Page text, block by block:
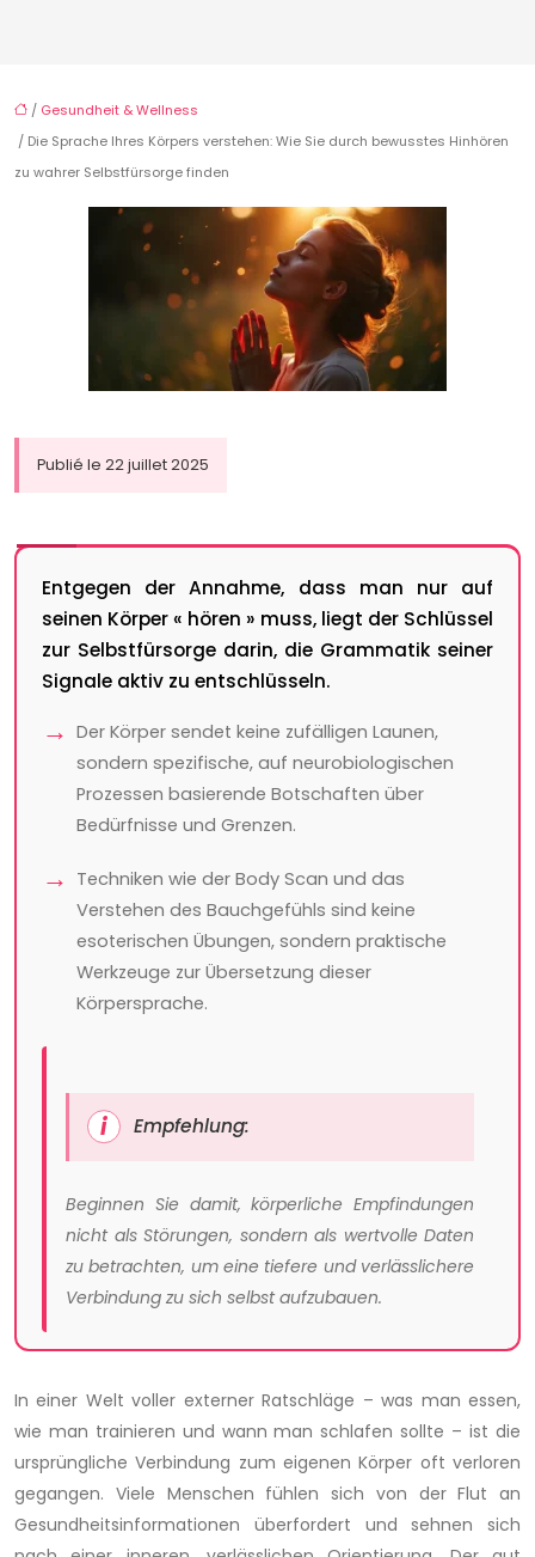
/ Gesundheit & Wellness
/ Die Sprache Ihres Körpers verstehen: Wie Sie durch bewusstes Hinhören
zu wahrer Selbstfürsorge finden
Publié le 22 juillet 2025
Entgegen der Annahme, dass man nur auf
seinen Körper « hören » muss, liegt der Schlüssel
zur Selbstfürsorge darin, die Grammatik seiner
Signale aktiv zu entschlüsseln.
Der Körper sendet keine zufälligen Launen,
sondern spezifische, auf neurobiologischen
Prozessen basierende Botschaften über
Bedürfnisse und Grenzen.
Techniken wie der Body Scan und das
Verstehen des Bauchgefühls sind keine
esoterischen Übungen, sondern praktische
Werkzeuge zur Übersetzung dieser
Körpersprache.
Empfehlung:
Beginnen Sie damit, körperliche Empfindungen
nicht als Störungen, sondern als wertvolle Daten
zu betrachten, um eine tiefere und verlässlichere
Verbindung zu sich selbst aufzubauen.
In einer Welt voller externer Ratschläge – was man essen,
wie man trainieren und wann man schlafen sollte – ist die
ursprüngliche Verbindung zum eigenen Körper oft verloren
gegangen. Viele Menschen fühlen sich von der Flut an
Gesundheitsinformationen überfordert und sehnen sich